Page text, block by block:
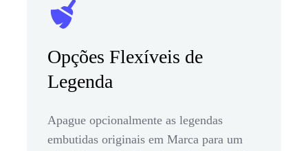
Opções Flexíveis de
Legenda
Apague opcionalmente as legendas
embutidas originais em Marca para um